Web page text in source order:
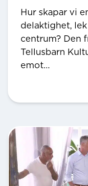
Hur skapar vi
delaktighet,
centrum? Den
Tellusbarn
emot…